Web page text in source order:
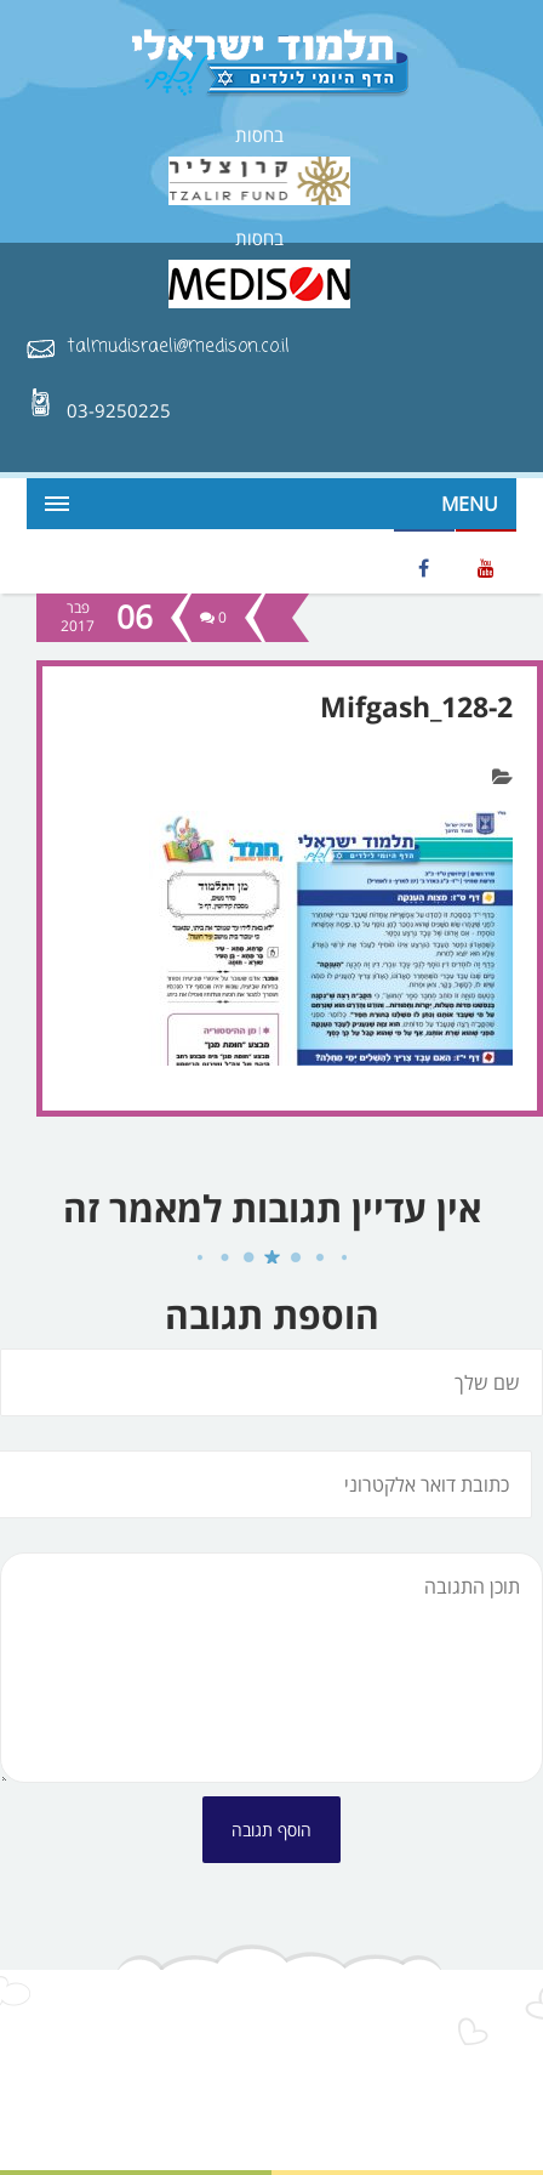
בחסות
בחסות
talmudisraeli@medison.co.il
03-9250225
MENU
06
פבר
2017
0
Mifgash_128-2
אין עדיין תגובות למאמר זה
הוספת תגובה